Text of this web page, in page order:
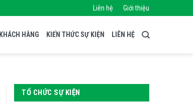
Liên hệ Giới thiệu
KHÁCH HÀNG KIẾN THỨC SỰ KIỆN LIÊN HỆ
TỔ CHỨC SỰ KIỆN